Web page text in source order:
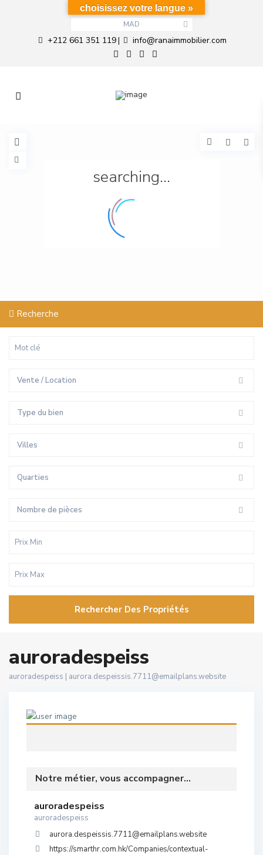
MAD
+212 661 351 119| info@ranaimmobilier.com
searching...
Recherche
Vente / Location
Type du bien
Villes
Quarties
Nombre de pièces
Rechercher Des Propriétés
auroradespeiss
auroradespeiss | aurora.despeissis.7711@emailplans.website
Notre métier, vous accompagner...
auroradespeiss
auroradespeiss
aurora.despeissis.7711@emailplans.website
https://smarthr.com.hk/Companies/contextual-
choisissez votre langue »